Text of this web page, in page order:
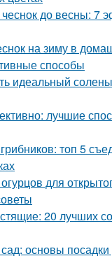
чеснок до весны: 7
на зиму в
способы
идеальный
лучшие
топ 5
для
20 лучших
основы